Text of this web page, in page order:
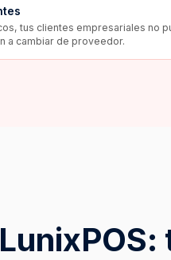
tus clientes empresariales no
a cambiar de proveedor.